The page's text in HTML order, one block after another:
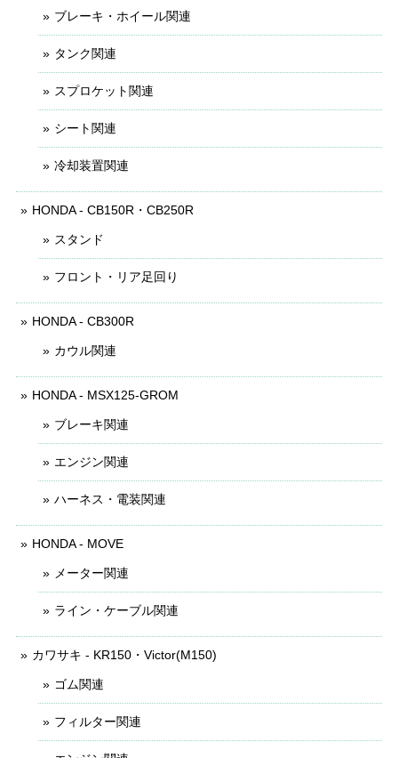
ブレーキ・ホイール関連
タンク関連
スプロケット関連
シート関連
冷却装置関連
HONDA - CB150R・CB250R
スタンド
フロント・リア足回り
HONDA - CB300R
カウル関連
HONDA - MSX125-GROM
ブレーキ関連
エンジン関連
ハーネス・電装関連
HONDA - MOVE
メーター関連
ライン・ケーブル関連
カワサキ - KR150・Victor(M150)
ゴム関連
フィルター関連